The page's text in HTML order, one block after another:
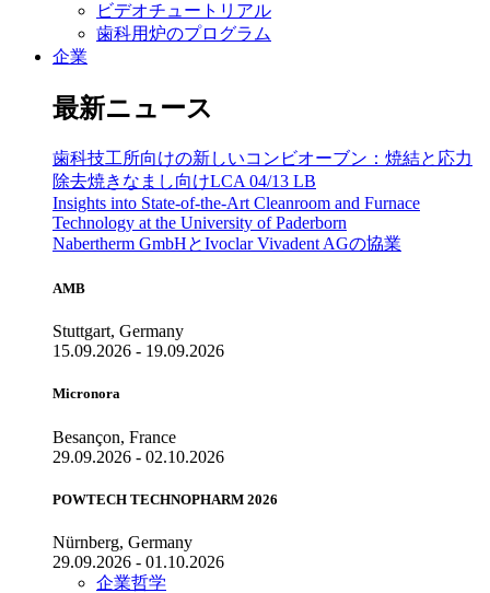
ビデオチュートリアル
歯科用炉のプログラム
企業
最新ニュース
歯科技工所向けの新しいコンビオーブン：焼結と応力
除去焼きなまし向けLCA 04/13 LB
Insights into State-of-the-Art Cleanroom and Furnace
Technology at the University of Paderborn
Nabertherm GmbHとIvoclar Vivadent AGの協業
AMB
Stuttgart, Germany
15.09.2026 - 19.09.2026
Micronora
Besançon, France
29.09.2026 - 02.10.2026
POWTECH TECHNOPHARM 2026
Nürnberg, Germany
29.09.2026 - 01.10.2026
企業哲学